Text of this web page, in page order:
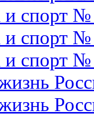
и спорт
и спорт
и спорт